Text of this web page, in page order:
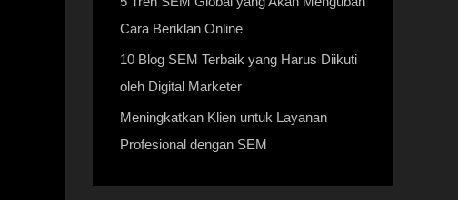
Cara Beriklan Online
10 Blog SEM Terbaik yang Harus Diikuti
oleh Digital Marketer
Meningkatkan Klien untuk Layanan
Profesional dengan SEM